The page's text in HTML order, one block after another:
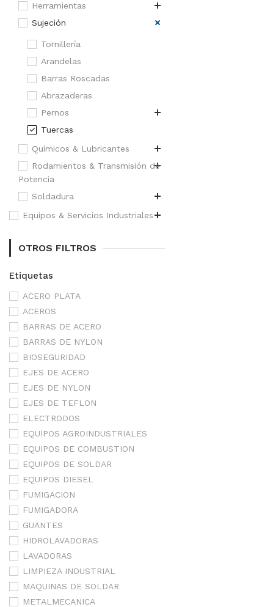
Herramientas
Sujeción
Tornillería
Arandelas
Barras Roscadas
Abrazaderas
Pernos
Tuercas
Químicos & Lubricantes
Rodamientos & Transmisión de
Potencia
Soldadura
Equipos & Servicios Industriales
OTROS FILTROS
Etiquetas
ACERO PLATA
ACEROS
BARRAS DE ACERO
BARRAS DE NYLON
BIOSEGURIDAD
EJES DE ACERO
EJES DE NYLON
EJES DE TEFLON
ELECTRODOS
EQUIPOS AGROINDUSTRIALES
EQUIPOS DE COMBUSTION
EQUIPOS DE SOLDAR
EQUIPOS DIESEL
FUMIGACION
FUMIGADORA
GUANTES
HIDROLAVADORAS
LAVADORAS
LIMPIEZA INDUSTRIAL
MAQUINAS DE SOLDAR
METALMECANICA